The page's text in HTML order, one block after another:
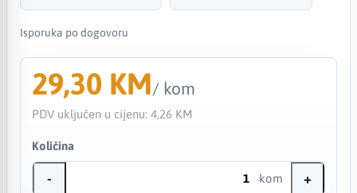
Isporuka po dogovoru
29,30 KM/ kom
PDV uključen u cijenu: 4,26 KM
Količina
- kom +